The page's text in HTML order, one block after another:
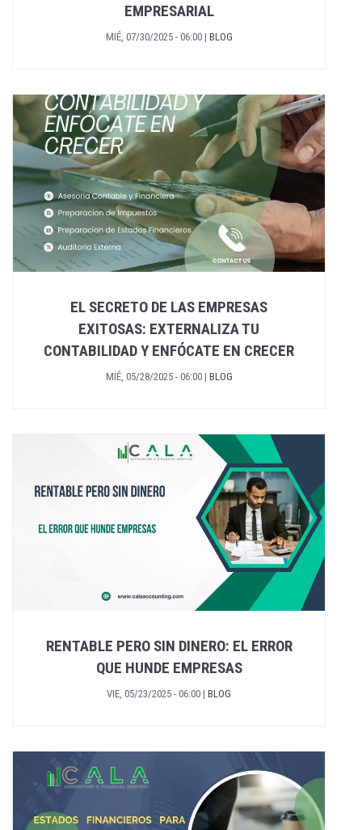
EMPRESARIAL
MIÉ, 07/30/2025 - 06:00 | BLOG
EL SECRETO DE LAS EMPRESAS
EXITOSAS: EXTERNALIZA TU
CONTABILIDAD Y ENFÓCATE EN CRECER
MIÉ, 05/28/2025 - 06:00 | BLOG
RENTABLE PERO SIN DINERO: EL ERROR
QUE HUNDE EMPRESAS
VIE, 05/23/2025 - 06:00 | BLOG